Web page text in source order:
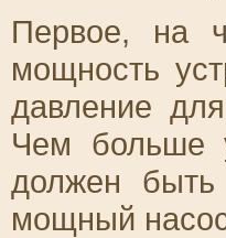
Первое, на
мощность
давление
Чем больше
должен
мощный